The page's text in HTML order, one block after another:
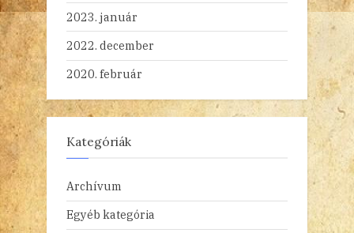
2023. január
2022. december
2020. február
Kategóriák
Archívum
Egyéb kategória